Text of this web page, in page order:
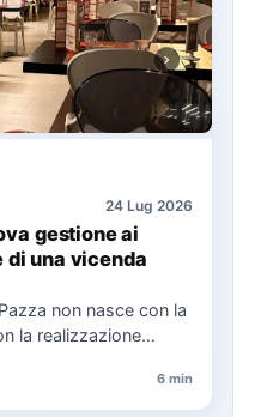
24 Lug 2026
gestione ai
una vicenda
non nasce con la
la realizzazione
6 min